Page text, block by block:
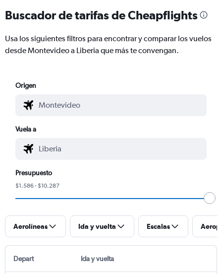
Buscador de tarifas de Cheapflights
Usa los siguientes filtros para encontrar y comparar los vuelos
desde Montevideo a Liberia que más te convengan.
Origen
Vuela a
Presupuesto
$1.586 - $10.287
Aerolíneas Ida y vuelta Escalas
Depart Ida y vuelta